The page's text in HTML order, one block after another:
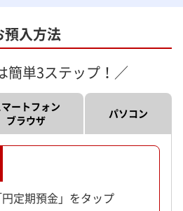
預入方法
簡単3ステップ！／
ートフォン
ブラウザ
パソコン
定期預金」をタップ